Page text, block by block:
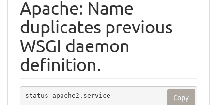
Apache: Name
duplicates previous
WSGI daemon
definition.
status apache2.service
Copy